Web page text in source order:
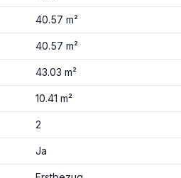
40.57 m²
40.57 m²
43.03 m²
10.41 m²
2
Ja